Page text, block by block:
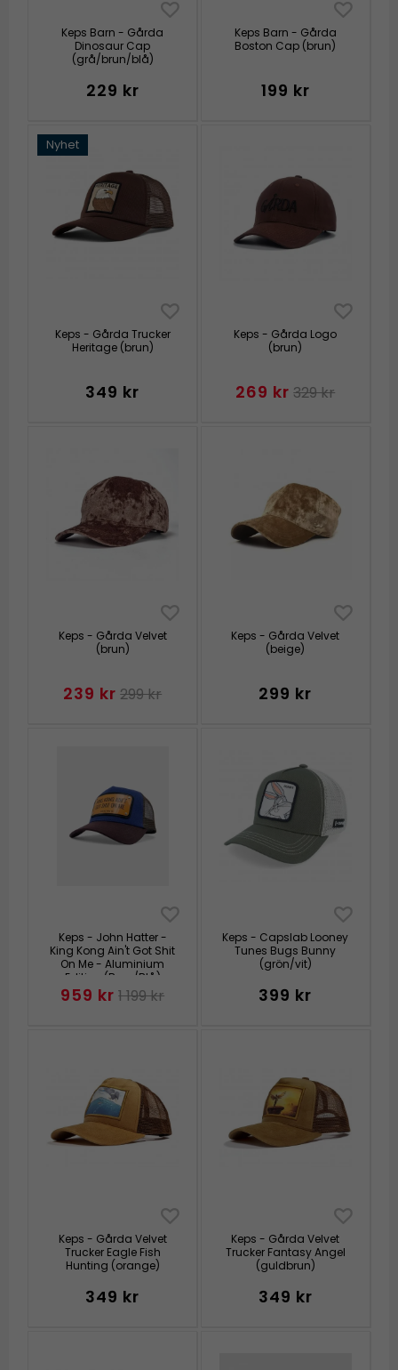
Keps Barn - Gårda
Dinosaur Cap
(grå/brun/blå)
229 kr
Keps Barn - Gårda
Boston Cap (brun)
199 kr
Nyhet
Keps - Gårda Trucker
Heritage (brun)
349 kr
Keps - Gårda Logo
(brun)
269 kr 329 kr
Keps - Gårda Velvet
(brun)
239 kr 299 kr
Keps - Gårda Velvet
(beige)
299 kr
Keps - John Hatter -
King Kong Ain't Got Shit
On Me - Aluminium
Edition (Brun/Blå)
959 kr 1 199 kr
Keps - Capslab Looney
Tunes Bugs Bunny
(grön/vit)
399 kr
Keps - Gårda Velvet
Trucker Eagle Fish
Hunting (orange)
349 kr
Keps - Gårda Velvet
Trucker Fantasy Angel
(guldbrun)
349 kr